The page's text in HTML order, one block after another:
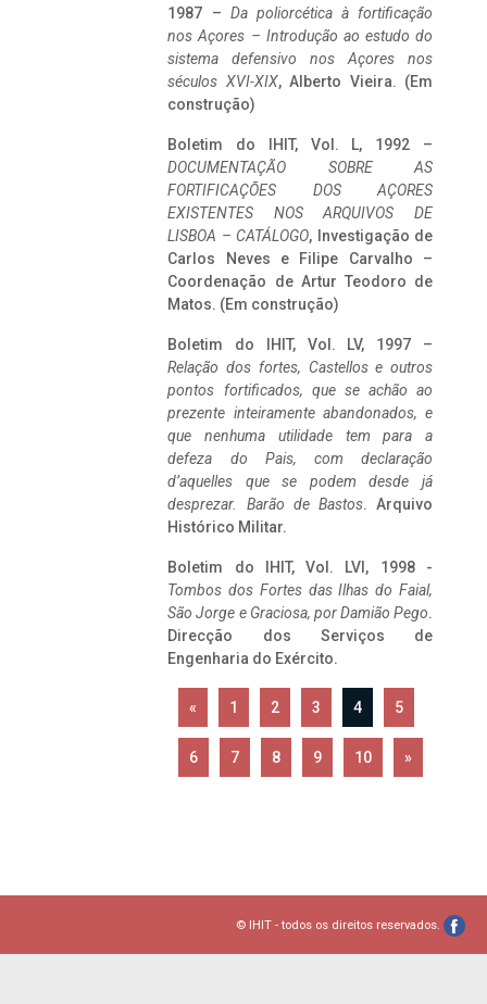
1987 – Da poliorcética à fortificação
nos Açores – Introdução ao estudo do
sistema defensivo nos Açores nos
séculos XVI-XIX, Alberto Vieira. (Em
construção)
Boletim do IHIT, Vol. L, 1992 –
DOCUMENTAÇÃO SOBRE AS
FORTIFICAÇÕES DOS AÇORES
EXISTENTES NOS ARQUIVOS DE
LISBOA – CATÁLOGO, Investigação de
Carlos Neves e Filipe Carvalho –
Coordenação de Artur Teodoro de
Matos. (Em construção)
Boletim do IHIT, Vol. LV, 1997 –
Relação dos fortes, Castellos e outros
pontos fortificados, que se achão ao
prezente inteiramente abandonados, e
que nenhuma utilidade tem para a
defeza do Pais, com declaração
d’aquelles que se podem desde já
desprezar. Barão de Bastos. Arquivo
Histórico Militar.
Boletim do IHIT, Vol. LVI, 1998 -
Tombos dos Fortes das Ilhas do Faial,
São Jorge e Graciosa, por Damião Pego.
Direcção dos Serviços de
Engenharia do Exército.
« 1 2 3 4 5
6 7 8 9 10 »
© IHIT - todos os direitos reservados.